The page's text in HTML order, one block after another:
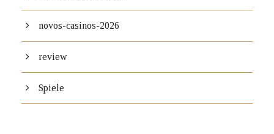
novos-casinos-2026
review
Spiele